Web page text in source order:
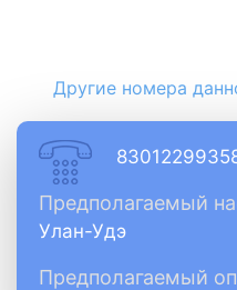
Другие номера
Предполагаемый
Улан-Удэ
Предполагаемый